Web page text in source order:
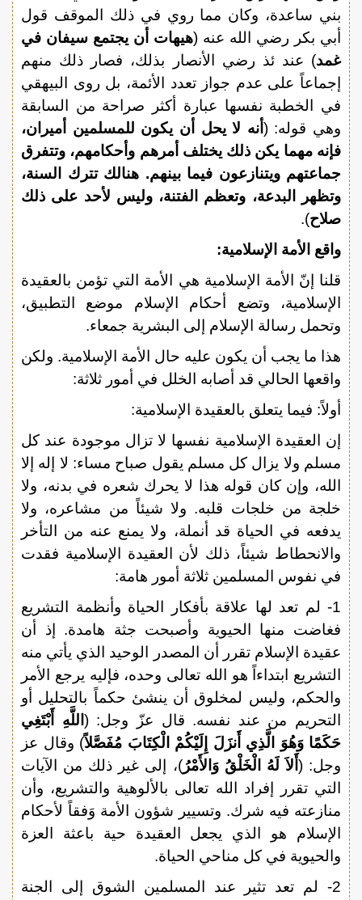
بني ساعدة، وكان مما روي في ذلك الموقف قول
أبي بكر رضي الله عنه (هيهات أن يجتمع سيفان في
غمد) عند ئذ رضي الأنصار بذلك، فصار ذلك منهم
إجماعاً على عدم جواز تعدد الأئمة، بل روى البيهقي
في الخطبة نفسها عبارة أكثر صراحة من السابقة
وهي قوله: ( أنه لا يحل أن يكون للمسلمين أميران،
فإنه مهما يكن ذلك يختلف أمرهم وأحكامهم، وتتفرق
جماعتهم ويتنازعون فيما بينهم. هنالك تترك السنة،
وتظهر البدعة، وتعظم الفتنة، وليس لأحد على ذلك
صلاح).
واقع الأمة الإسلامية:
قلنا إنّ الأمة الإسلامية هي الأمة التي تؤمن بالعقيدة
الإسلامية، وتضع أحكام الإسلام موضع التطبيق،
وتحمل رسالة الإسلام إلى البشرية جمعاء.
هذا ما يجب أن يكون عليه حال الأمة الإسلامية. ولكن
واقعها الحالي قد أصابه الخلل في أمور ثلاثة:
أولاً: فيما يتعلق بالعقيدة الإسلامية:
إن العقيدة الإسلامية نفسها لا تزال موجودة عند كل
مسلم ولا يزال كل مسلم يقول صباح مساء: لا إله إلا
الله، وإن كان قوله هذا لا يحرك شعره في بدنه، ولا
خلجة من خلجات قلبه. ولا شيئاً من مشاعره، ولا
يدفعه في الحياة قد أنملة، ولا يمنع عنه من التأخر
والانحطاط شيئاً، ذلك لأن العقيدة الإسلامية فقدت
في نفوس المسلمين ثلاثة أمور هامة:
1- لم تعد لها علاقة بأفكار الحياة وأنظمة التشريع
فغاضت منها الحيوية وأصبحت جثة هامدة. إذ أن
عقيدة الإسلام تقرر أن المصدر الوحيد الذي يأتي منه
التشريع ابتداءاً هو الله تعالى وحده، فإليه يرجع الأمر
والحكم، وليس لمخلوق أن ينشئ حكماً بالتحليل أو
التحريم من عند نفسه. قال عزّ وجل: ( اللَّهِ أَبْتَغِي
حَكَمًا وَهُوَ الَّذِي أَنزَلَ إِلَيْكُمْ الْكِتَابَ مُفَصَّلاً) وقال عز
وجل: ( أَلاَ لَهُ الْخَلْقُ وَالأَمْرُ)، إلى غير ذلك من الآيات
التي تقرر إفراد الله تعالى بالألوهية والتشريع، وأن
منازعته فيه شرك. وتسيير شؤون الأمة وَفقاً لأحكام
الإسلام هو الذي يجعل العقيدة حية باعثة العزة
والحيوية في كل مناحي الحياة.
2- لم تعد تثير عند المسلمين الشوق إلى الجنة